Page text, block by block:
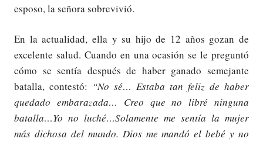
esposo, la señora sobrevivió.
En la actualidad, ella y su hijo de 12 años gozan de
excelente salud. Cuando en una ocasión se le preguntó
cómo se sentía después de haber ganado semejante
batalla, contestó: “No sé… Estaba tan feliz de haber
quedado embarazada… Creo que no libré ninguna
batalla…Yo no luché…Solamente me sentía la mujer
más dichosa del mundo. Dios me mandó el bebé y no